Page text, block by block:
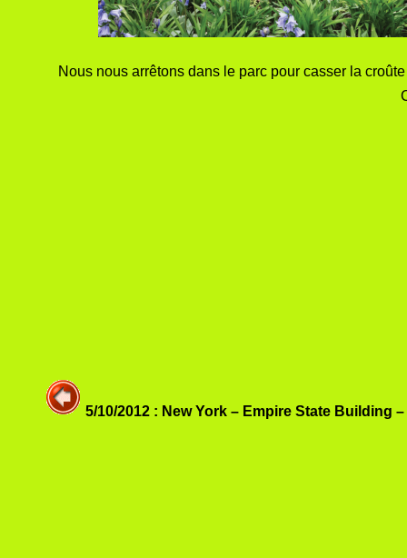
Nous nous arrêtons dans le parc pour casser la
5/10/2012 : New York – Empire State Building